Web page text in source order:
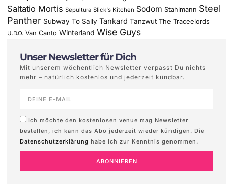
Saltatio Mortis Sepultura Slick's Kitchen Sodom Stahlmann Steel
Panther Subway To Sally Tankard Tanzwut The Traceelords
U.D.O. Van Canto Winterland Wise Guys
Unser Newsletter für Dich
Mit unserem wöchentlich Newsletter verpasst Du nichts
mehr – natürlich kostenlos und jederzeit kündbar.
Ich möchte den kostenlosen venue mag Newsletter
bestellen, ich kann das Abo jederzeit wieder kündigen. Die
Datenschutzerklärung habe ich zur Kenntnis genommen.
ABONNIEREN